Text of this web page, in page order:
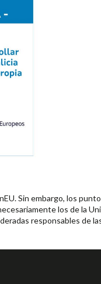
Sin embargo, los
los de la
responsables de